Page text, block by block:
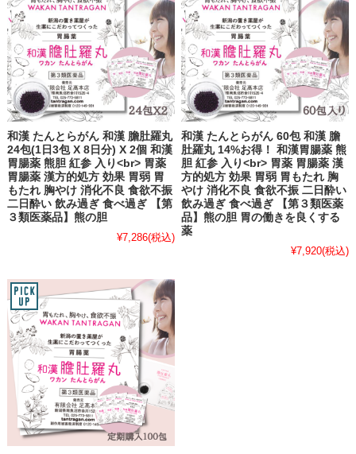
和漢 たんとらがん 和漢 膽肚羅丸
24包(1日3包 X 8日分) X 2個 和漢
胃腸薬 熊胆 紅参 入り<br> 胃薬
胃腸薬 漢方的処方 効果 胃弱 胃
もたれ 胸やけ 消化不良 食欲不振
二日酔い 飲み過ぎ 食べ過ぎ 【第
３類医薬品】熊の胆
¥7,286(税込)
和漢 たんとらがん 60包 和漢 膽
肚羅丸 14%お得！ 和漢胃腸薬 熊
胆 紅参 入り<br> 胃薬 胃腸薬 漢
方的処方 効果 胃弱 胃もたれ 胸
やけ 消化不良 食欲不振 二日酔い
飲み過ぎ 食べ過ぎ 【第３類医薬
品】熊の胆 胃の働きを良くする
薬
¥7,920(税込)